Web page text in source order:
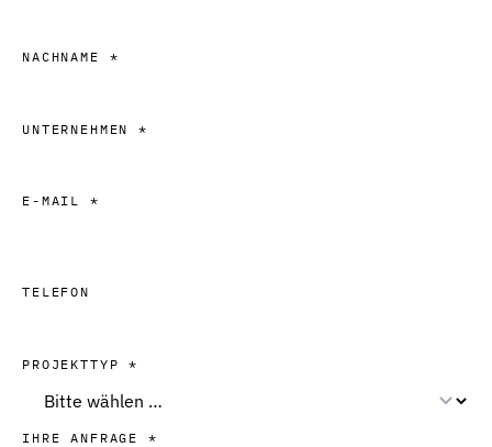
NACHNAME *
UNTERNEHMEN *
E-MAIL *
TELEFON
PROJEKTTYP *
IHRE ANFRAGE *